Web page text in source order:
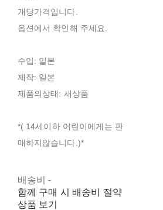
개당가격입니다.
옵션에서 확인해 주세요.
수입: 일본
제작: 일본
제품의상태: 새상품
*( 14세이하 어린이에게는 판
매하지않습니다.)*
배송비-
함께 구매 시 배송비 절약
상품 보기